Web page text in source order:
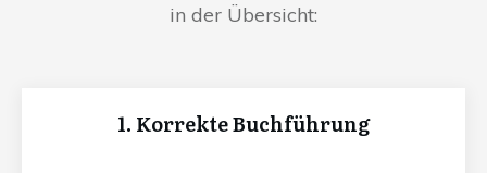
in der Übersicht:
1. Korrekte Buchführung